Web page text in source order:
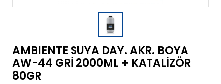
AMBIENTE SUYA DAY. AKR. BOYA
AW-44 GRİ 2000ML + KATALİZÖR
80GR